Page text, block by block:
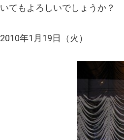
いてもよろしいでしょうか？
2010年1月19日（火）